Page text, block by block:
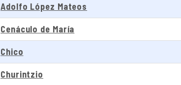
Adolfo López Mateos
Cenáculo de María
Chico
Churintzio